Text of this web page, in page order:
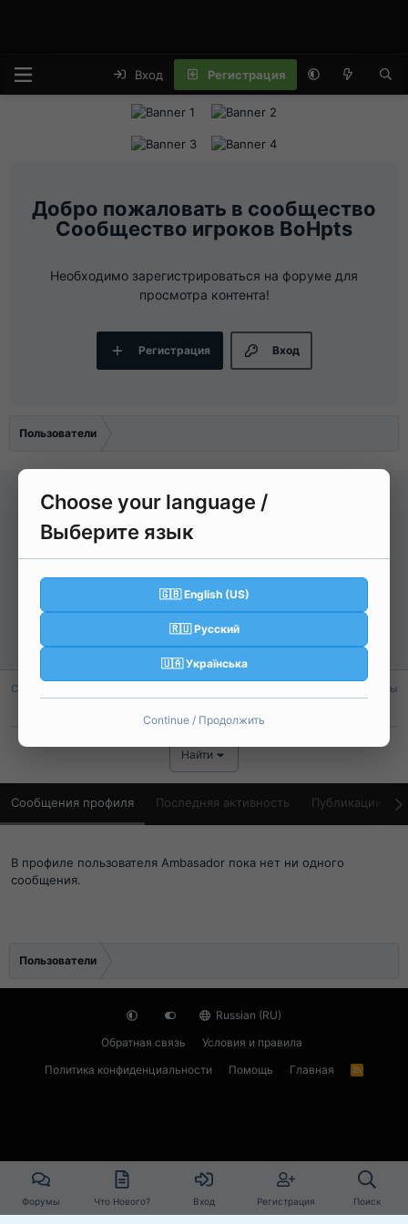
Вход Регистрация
Сообщество игроков BoHpts
Необходимо зарегистрироваться на форуме для
просмотра контента!
Вход
Регистрация
Пользователи
A
Ambasador
No Grade
Регистрация 13 Дек 2025
Активность Вчера в 20:25
Сообщения Баллы
Найти
Сообщения профиля Последняя активность Публикации
В профиле пользователя Ambasador пока нет ни одного
сообщения.
Пользователи
Russian (RU)
Обратная связь
Условия и правила
Политика конфиденциальности
Помощь Главная
R
Форумы Что Нового? Вход Регистрация Поиск
Choose your language /
Выберите язык
🇬🇧 English (US)
🇷🇺 Русский
🇺🇦 Українська
Continue / Продолжить